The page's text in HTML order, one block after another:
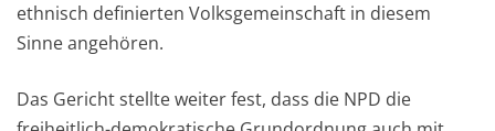
ethnisch definierten Volksgemeinschaft in diesem
Sinne angehören.
Das Gericht stellte weiter fest, dass die NPD die